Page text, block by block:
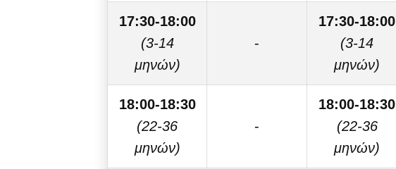
17:30-18:00
(3-14
μηνών)
-
17:30-18:00
(3-14
μηνών)
18:00-18:30
(22-36
μηνών)
-
18:00-18:30
(22-36
μηνών)